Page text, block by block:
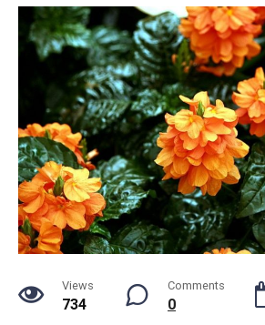
Views
734
Comments
0